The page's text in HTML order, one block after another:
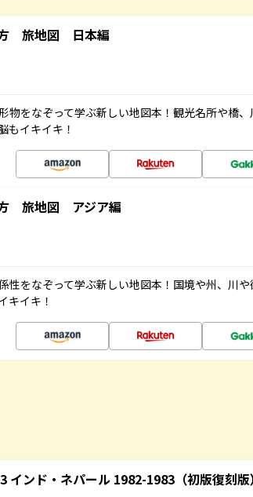
旅地図 日本編
物をなぞって学ぶ新しい地図本！観光名所や橋
もイキイキ！
旅地図 アジア編
性をなぞって学ぶ新しい地図本！国境や州、川
キイキ！
インド・ネパール 1982-1983（初版復刻版）